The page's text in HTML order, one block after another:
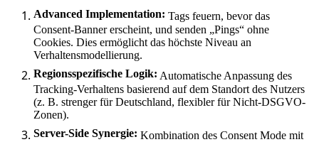
Advanced Implementation: Tags feuern, bevor das
Consent-Banner erscheint, und senden „Pings“ ohne
Cookies. Dies ermöglicht das höchste Niveau an
Verhaltensmodellierung.
Regionsspezifische Logik: Automatische Anpassung des
Tracking-Verhaltens basierend auf dem Standort des Nutzers
(z. B. strenger für Deutschland, flexibler für Nicht-DSGVO-
Zonen).
Server-Side Synergie: Kombination des Consent Mode mit